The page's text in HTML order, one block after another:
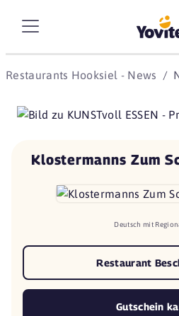
Restaurants Hooksiel - News
Klostermanns Zum
Deutsch mit
Restaurant
Gutschein